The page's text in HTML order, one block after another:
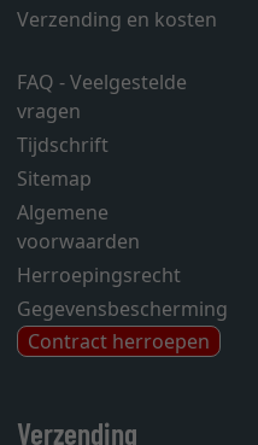
Verzending en kosten
FAQ - Veelgestelde
vragen
Tijdschrift
Sitemap
Algemene
voorwaarden
Herroepingsrecht
Gegevensbescherming
Contract herroepen
Verzending